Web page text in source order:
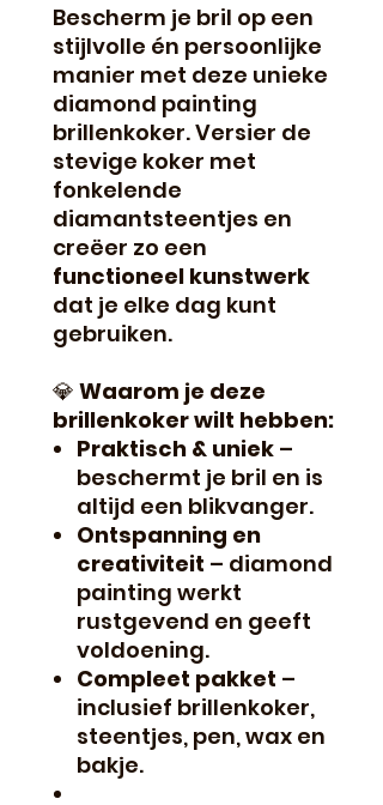
Bescherm je bril op een
stijlvolle én persoonlijke
manier met deze unieke
diamond painting
brillenkoker. Versier de
stevige koker met
fonkelende
diamantsteentjes en
creëer zo een
functioneel kunstwerk
dat je elke dag kunt
gebruiken.
💎 Waarom je deze
brillenkoker wilt hebben:
Praktisch & uniek –
beschermt je bril en is
altijd een blikvanger.
Ontspanning en
creativiteit – diamond
painting werkt
rustgevend en geeft
voldoening.
Compleet pakket –
inclusief brillenkoker,
steentjes, pen, wax en
bakje.